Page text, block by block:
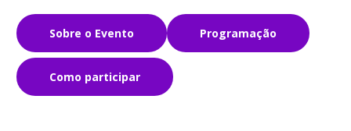
Sobre o Evento Programação
Como participar